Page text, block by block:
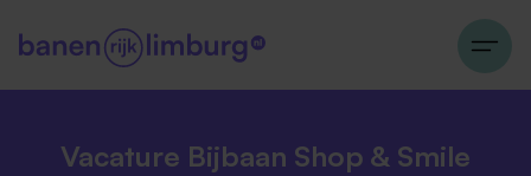
Vacature Bijbaan Shop & Smile